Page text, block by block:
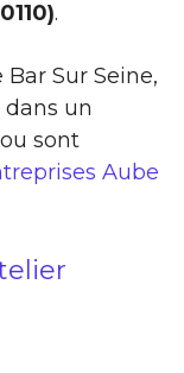
.
Sur Seine,
un
sont
Aube